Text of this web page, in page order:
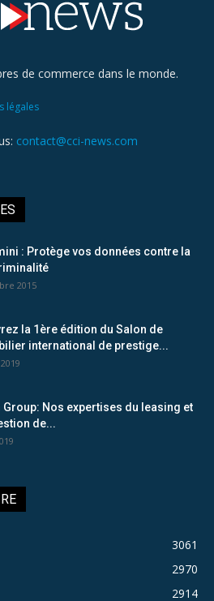
de commerce dans le monde.
légales
contact@cci-news.com
: Protège vos données contre la
2015
la 1ère édition du Salon de
international de prestige...
Group: Nos expertises du leasing et
de...
3061
2970
2914